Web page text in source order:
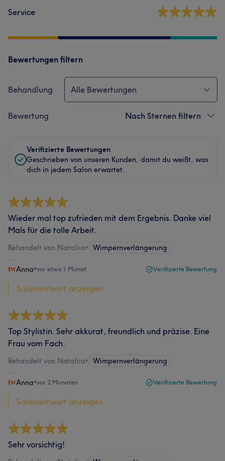
Service
Bewertungen filtern
Behandlung Alle Bewertungen
Bewertung Nach Sternen filtern
Verifizierte Bewertungen
Geschrieben von unseren Kunden, damit du weißt, was
dich in jedem Salon erwartet.
Wieder mal top zufrieden mit dem Ergebnis. Danke viel
Mals für die tolle Arbeit.
Behandelt von Nataliia• Wimpernverlängerung
Anna•vor etwa 1 Monat Verifizierte Bewertung
Salonantwort anzeigen
Top Stylistin. Sehr akkurat, freundlich und präzise. Eine
Frau vom Fach.
Behandelt von Nataliia• Wimpernverlängerung
Anna•vor 2 Monaten Verifizierte Bewertung
Salonantwort anzeigen
Sehr vorsichtig!